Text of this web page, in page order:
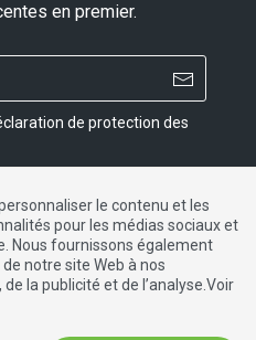
en premier.
de protection des
données|Contact
le contenu et les
pour les médias sociaux et
Nous fournissons également
notre site Web à nos
la publicité et de l’analyse.Voir